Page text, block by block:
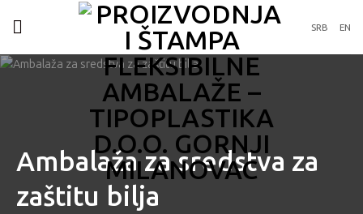
SRB EN
Ambalaža za sredstva za
zaštitu bilja